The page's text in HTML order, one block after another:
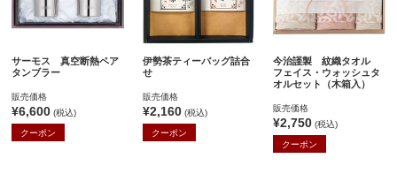
サーモス 真空断熱ペア
タンブラー
販売価格
¥6,600 (税込)
クーポン
伊勢茶ティーバッグ詰合
せ
販売価格
¥2,160(税込)
クーポン
今治謹製 紋織タオル
フェイス・ウォッシュタ
オルセット（木箱入）
販売価格
¥2,750 (税込)
クーポン